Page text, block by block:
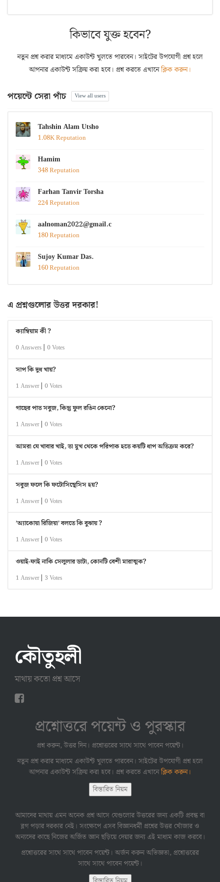
কিভাবে যুক্ত হবেন?
নতুন প্রশ্ন করার মাধ্যমে একাউন্ট খুলতে পারবেন। সাইটের উপযোগী প্রশ্ন হলে
আপনার একাউন্ট সক্রিয় করা হবে। প্রশ্ন করতে এখানেক্লিক করুন।
পয়েন্টে সেরা পাঁচ View all users
Tahshin Alam Utsho
1.08K Reputation
Hamim
348 Reputation
Farhan Tanvir Torsha
224 Reputation
aalnoman2022@gmail.com
180 Reputation
Sujoy Kumar Das.
160 Reputation
এ প্রশ্নগুলোর উত্তর দরকার!
ক্যাম্বিয়াম কী ?
0 Answers | 0 Votes
সাপ কি দুধ খায়?
1 Answer | 0 Votes
গাছের পাত সবুজ, কিন্তু ফুল রঙিন কেনো?
1 Answer | 0 Votes
আমরা যে খাবার খাই, তা মুখ থেকে পরিপাক হতে কয়টি ধাপ অতিক্রম করে?
1 Answer | 0 Votes
সবুজ ফলে কি ফটোসিন্থেসিস হয়?
1 Answer | 0 Votes
’অ্যাকোয়া রিজিয়া’ বলতে কি বুঝায় ?
1 Answer | 0 Votes
ওয়াই-ফাই নাকি সেলুলার ডাটা, কোনটি বেশী মারাত্মক?
1 Answer | 3 Votes
কৌতুহলী
মাথায় কতো প্রশ্ন আসে
প্রশ্নোত্তরে পয়েন্ট ও পুরস্কার
প্রশ্ন করুন, উত্তর দিন। প্রশ্নোত্তরের সাথে সাথে পাবেন পয়েন্ট।
নতুন প্রশ্ন করার মাধ্যমে একাউন্ট খুলতে পারবেন। সাইটের উপযোগী প্রশ্ন হলে
আপনার একাউন্ট সক্রিয় করা হবে। প্রশ্ন করতে এখানেক্লিক করুন।
বিস্তারিত নিয়ম
আমাদের মাথায় এমন অনেক প্রশ্ন আসে যেগুলোর উত্তরের জন্য একটি প্রবন্ধ বা
ব্লগ পড়ার দরকার নেই। সংক্ষেপে এসব বিজ্ঞানধর্মী প্রশ্নের উত্তর খোঁজার ও
অন্যদের কাছে নিজের অর্জিত জ্ঞান ছড়িয়ে দেয়ার জন্য এই মাধ্যম কাজ করবে।
প্রশ্নোত্তরের সাথে সাথে পাবেন পয়েন্ট। অর্জন করুন অভিজ্ঞতা, প্রশ্নোত্তরের
সাথে সাথে পাবেন পয়েন্ট।